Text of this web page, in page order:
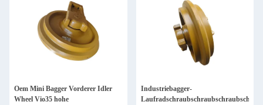
Oem Mini Bagger Vorderer Idler
Wheel Vio35 hohe
Industriebagger-